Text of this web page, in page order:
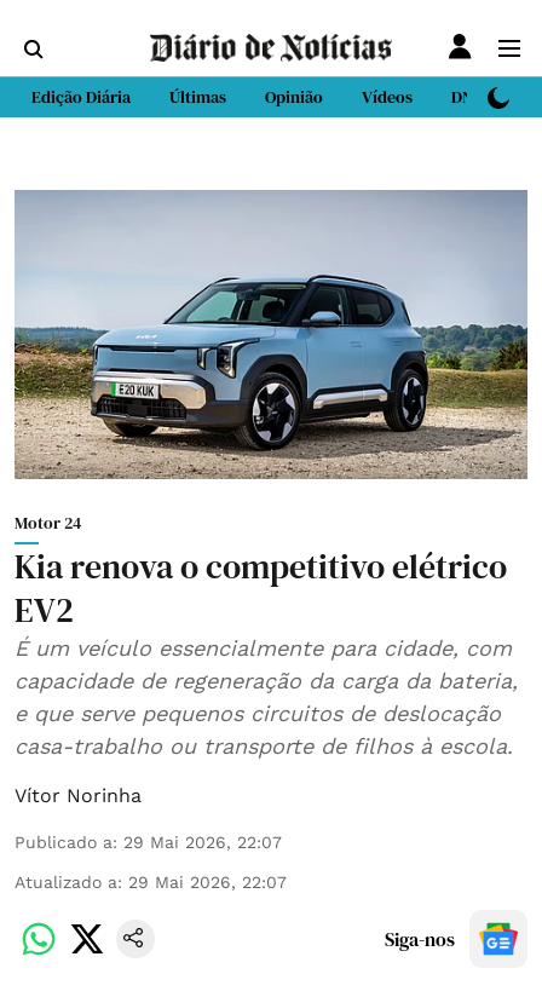
Edição Diária Últimas Opinião Vídeos DN Sport
Motor 24
Kia renova o competitivo elétrico
EV2
É um veículo essencialmente para cidade, com
capacidade de regeneração da carga da bateria,
e que serve pequenos circuitos de deslocação
casa-trabalho ou transporte de filhos à escola.
Vítor Norinha
Publicado a: 29 Mai 2026, 22:07
Atualizado a: 29 Mai 2026, 22:07
Siga-nos